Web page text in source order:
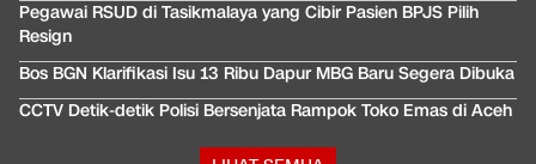
Pegawai RSUD di Tasikmalaya yang Cibir Pasien BPJS Pilih
Resign
Bos BGN Klarifikasi Isu 13 Ribu Dapur MBG Baru Segera Dibuka
CCTV Detik-detik Polisi Bersenjata Rampok Toko Emas di Aceh